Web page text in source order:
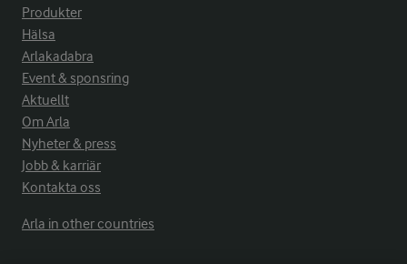
Produkter
Hälsa
Arlakadabra
Event & sponsring
Aktuellt
Om Arla
Nyheter & press
Jobb & karriär
Kontakta oss
Arla in other countries